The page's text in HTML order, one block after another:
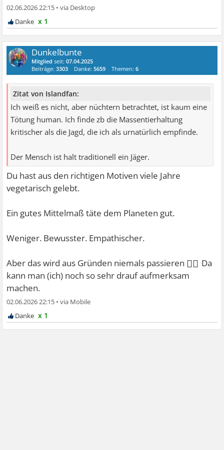
02.06.2026 22:15 •
x 1
Dunkelbunte
Mitglied seit:07.04.2025
Beiträge:3303 Danke:5659 Themen:6
Zitat von Islandfan:
Ich weiß es nicht, aber nüchtern betrachtet, ist kaum eine
Tötung human. Ich finde zb die Massentierhaltung
kritischer als die Jagd, die ich als urnatürlich empfinde.
Der Mensch ist halt traditionell ein Jäger.
Du hast aus den richtigen Motiven viele Jahre
vegetarisch gelebt.
Ein gutes Mittelmaß täte dem Planeten gut.
Weniger. Bewusster. Empathischer.
Aber das wird aus Gründen niemals passieren 🤷‍♀ Da
kann man (ich) noch so sehr drauf aufmerksam
machen.
02.06.2026 22:15 •
x 1